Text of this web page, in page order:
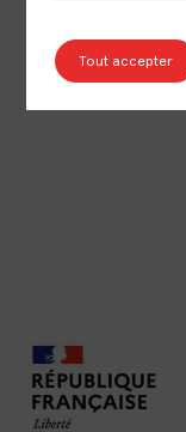
Tout accepter